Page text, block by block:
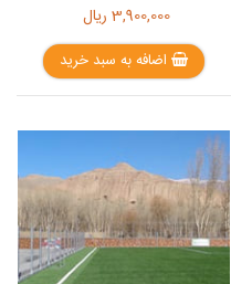
3,900,000 ریال
اضافه به سبد خرید